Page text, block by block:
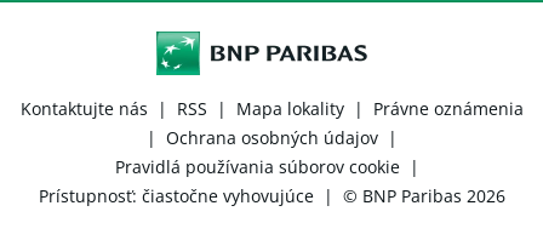
Kontaktujte nás | RSS | Mapa lokality |
Právne oznámenia
| Ochrana osobných údajov
|
Pravidlá používania súborov cookie
|
Prístupnosť: čiastočne vyhovujúce
| © BNP Paribas 2026